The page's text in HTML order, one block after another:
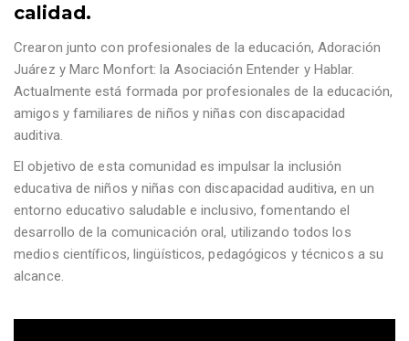
calidad.
Crearon junto con profesionales de la educación, Adoración
Juárez y Marc Monfort: la Asociación Entender y Hablar.
Actualmente está formada por profesionales de la educación,
amigos y familiares de niños y niñas con discapacidad
auditiva.
El objetivo de esta comunidad es impulsar la inclusión
educativa de niños y niñas con discapacidad auditiva, en un
entorno educativo saludable e inclusivo, fomentando el
desarrollo de la comunicación oral, utilizando todos los
medios científicos, lingüísticos, pedagógicos y técnicos a su
alcance.